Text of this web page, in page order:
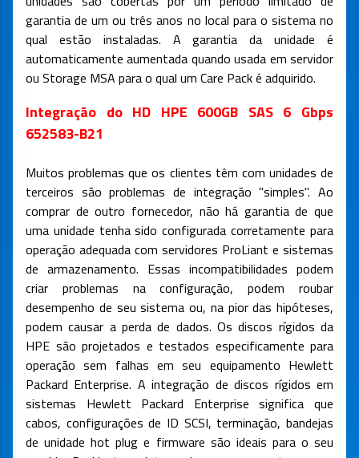
garantia de um ou três anos no local para o sistema no
qual estão instaladas. A garantia da unidade é
automaticamente aumentada quando usada em servidor
ou Storage MSA para o qual um Care Pack é adquirido.
Integração do HD HPE 600GB SAS 6 Gbps
652583-B21
Muitos problemas que os clientes têm com unidades de
terceiros são problemas de integração "simples". Ao
comprar de outro fornecedor, não há garantia de que
uma unidade tenha sido configurada corretamente para
operação adequada com servidores ProLiant e sistemas
de armazenamento. Essas incompatibilidades podem
criar problemas na configuração, podem roubar
desempenho de seu sistema ou, na pior das hipóteses,
podem causar a perda de dados. Os discos rígidos da
HPE são projetados e testados especificamente para
operação sem falhas em seu equipamento Hewlett
Packard Enterprise. A integração de discos rígidos em
sistemas Hewlett Packard Enterprise significa que
cabos, configurações de ID SCSI, terminação, bandejas
de unidade hot plug e firmware são ideais para o seu